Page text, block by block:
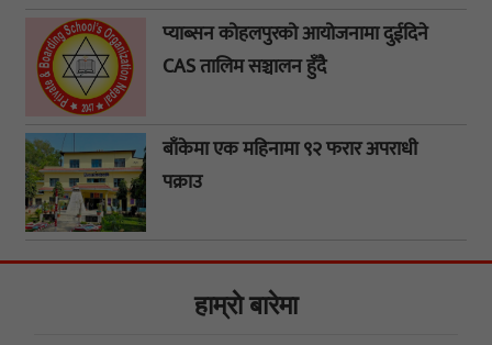
प्याब्सन कोहलपुरको आयोजनामा दुईदिने
CAS तालिम सञ्चालन हुँदै
बाँकेमा एक महिनामा ९२ फरार अपराधी
पक्राउ
हाम्राे बारेमा